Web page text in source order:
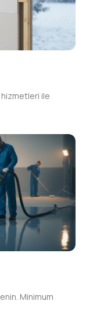
ile
Minimum